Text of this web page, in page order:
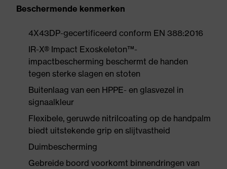
Beschermende kenmerken
4X43DP-gecertificeerd conform EN 388:2016
IR-X® Impact Exoskeleton™-
impactbescherming beschermt de handen
tegen sterke slagen en stoten
Buitenlaag van een HPPE- en glasvezel in
signaalkleur
Flexibele, geruwde nitrilcoating op de handpalm
biedt uitstekende grip en slijtvastheid
Duimbescherming
Gebreide boord voorkomt binnendringen van